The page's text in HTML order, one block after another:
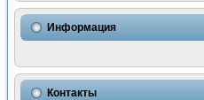
Использование NI
Исследовние
Математическое
Применение
Симуляция отклика
Информация
Контакты